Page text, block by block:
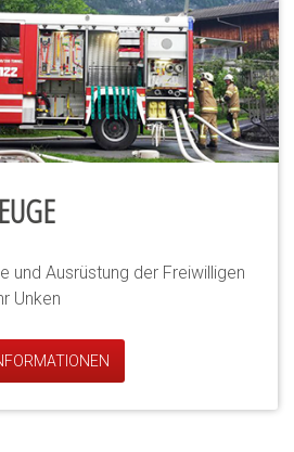
und Ausrüstung der Freiwilligen
Unken